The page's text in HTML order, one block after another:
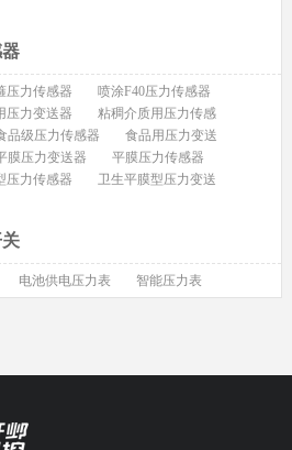
压力传感器
喷涂F40压力传感器
压力变送器
粘稠介质用压力传感
品级压力传感器
食品用压力变送
膜压力变送器
平膜压力传感器
压力传感器
卫生平膜型压力变送
电池供电压力表 智能压力表